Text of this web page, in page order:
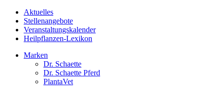
Aktuelles
Stellenangebote
Veranstaltungskalender
Heilpflanzen-Lexikon
Marken
Dr. Schaette
Dr. Schaette Pferd
PlantaVet